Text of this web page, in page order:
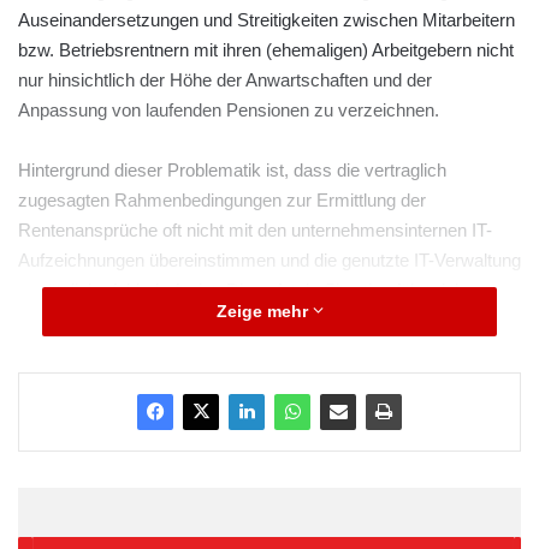
Auseinandersetzungen und Streitigkeiten zwischen Mitarbeitern
bzw. Betriebsrentnern mit ihren (ehemaligen) Arbeitgebern nicht
nur hinsichtlich der Höhe der Anwartschaften und der
Anpassung von laufenden Pensionen zu verzeichnen.
Hintergrund dieser Problematik ist, dass die vertraglich
zugesagten Rahmenbedingungen zur Ermittlung der
Rentenansprüche oft nicht mit den unternehmensinternen IT-
Aufzeichnungen übereinstimmen und die genutzte IT-Verwaltung
zusätzlich »fehlerhaft« ist. Diese fatale Situation führt daher zu
Differenzen in der Höhe der ausgezahlten Betriebsrenten und in
Personalverantwortlichen – also bei den Geschäftsführern,
Personalleitern und Betriebsräten.
Zeige mehr